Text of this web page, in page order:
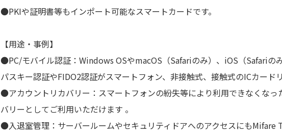
●PKIや証明書等もインポート可能なスマートカードです。
【用途・事例】
●PC/モバイル認証：Windows OSやmacOS（Safariのみ）、iOS（Safariの
パスキー認証やFIDO2認証がスマートフォン、非接触式、接触式のICカード
●アカウントリカバリー：スマートフォンの紛失等により利用できなくなっ
バリーとしてご利用いただけます 。
●入退室管理：サーバールームやセキュリティドアへのアクセスにもMifare